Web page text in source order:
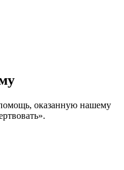
оказанную нашему